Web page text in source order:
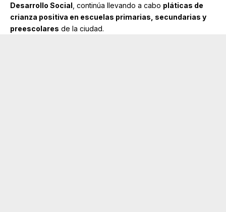
Desarrollo Social , continúa llevando a cabo pláticas de
crianza positiva en escuelas primarias, secundarias y
preescolares de la ciudad.